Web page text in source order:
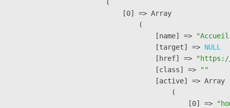
(
    [0] => Array
        (
            [name] =>
            [target] =>
NULL
            [href] =>
            [class] =>
""
            [active] => Array
                (
                    [0] =>